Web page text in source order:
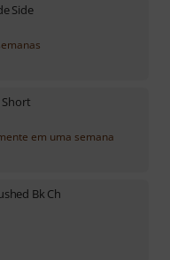
Side
Short
em uma semana
Bk Ch